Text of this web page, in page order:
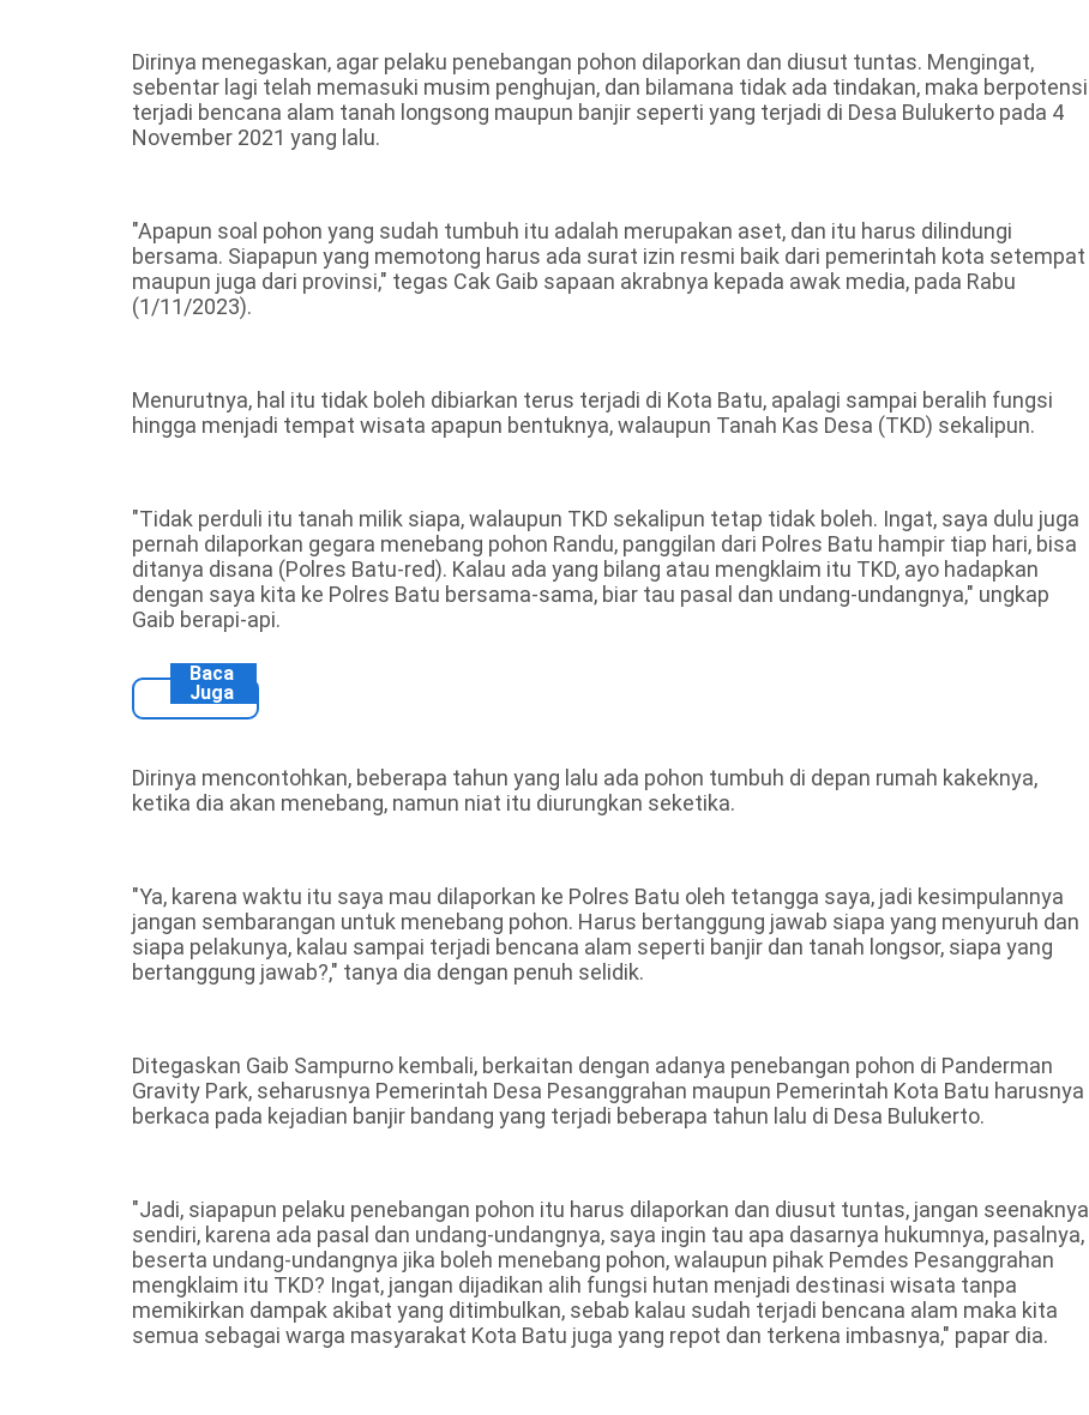
Dirinya menegaskan, agar pelaku penebangan pohon dilaporkan dan diusut tuntas. Mengingat,
sebentar lagi telah memasuki musim penghujan, dan bilamana tidak ada tindakan, maka berpotensi
terjadi bencana alam tanah longsong maupun banjir seperti yang terjadi di Desa Bulukerto pada 4
November 2021 yang lalu.
"Apapun soal pohon yang sudah tumbuh itu adalah merupakan aset, dan itu harus dilindungi
bersama. Siapapun yang memotong harus ada surat izin resmi baik dari pemerintah kota setempat
maupun juga dari provinsi," tegas Cak Gaib sapaan akrabnya kepada awak media, pada Rabu
(1/11/2023).
Menurutnya, hal itu tidak boleh dibiarkan terus terjadi di Kota Batu, apalagi sampai beralih fungsi
hingga menjadi tempat wisata apapun bentuknya, walaupun Tanah Kas Desa (TKD) sekalipun.
"Tidak perduli itu tanah milik siapa, walaupun TKD sekalipun tetap tidak boleh. Ingat, saya dulu juga
pernah dilaporkan gegara menebang pohon Randu, panggilan dari Polres Batu hampir tiap hari, bisa
ditanya disana (Polres Batu-red). Kalau ada yang bilang atau mengklaim itu TKD, ayo hadapkan
dengan saya kita ke Polres Batu bersama-sama, biar tau pasal dan undang-undangnya," ungkap
Gaib berapi-api.
Baca
Juga
Dirinya mencontohkan, beberapa tahun yang lalu ada pohon tumbuh di depan rumah kakeknya,
ketika dia akan menebang, namun niat itu diurungkan seketika.
"Ya, karena waktu itu saya mau dilaporkan ke Polres Batu oleh tetangga saya, jadi kesimpulannya
jangan sembarangan untuk menebang pohon. Harus bertanggung jawab siapa yang menyuruh dan
siapa pelakunya, kalau sampai terjadi bencana alam seperti banjir dan tanah longsor, siapa yang
bertanggung jawab?," tanya dia dengan penuh selidik.
Ditegaskan Gaib Sampurno kembali, berkaitan dengan adanya penebangan pohon di Panderman
Gravity Park, seharusnya Pemerintah Desa Pesanggrahan maupun Pemerintah Kota Batu harusnya
berkaca pada kejadian banjir bandang yang terjadi beberapa tahun lalu di Desa Bulukerto.
"Jadi, siapapun pelaku penebangan pohon itu harus dilaporkan dan diusut tuntas, jangan seenaknya
sendiri, karena ada pasal dan undang-undangnya, saya ingin tau apa dasarnya hukumnya, pasalnya,
beserta undang-undangnya jika boleh menebang pohon, walaupun pihak Pemdes Pesanggrahan
mengklaim itu TKD? Ingat, jangan dijadikan alih fungsi hutan menjadi destinasi wisata tanpa
memikirkan dampak akibat yang ditimbulkan, sebab kalau sudah terjadi bencana alam maka kita
semua sebagai warga masyarakat Kota Batu juga yang repot dan terkena imbasnya," papar dia.